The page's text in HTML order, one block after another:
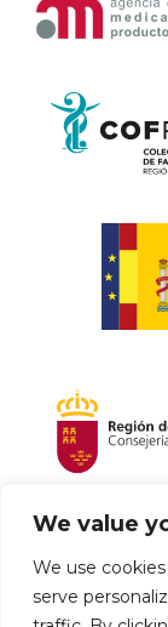
We value
We use
serve
Política